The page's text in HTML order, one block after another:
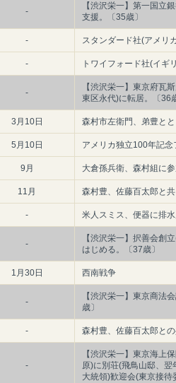
-
【渋沢栄一】第一国立
支援。〔35歳〕
- スタンダード社(アメリ
- トワイフォード社(イギ
-
【渋沢栄一】東京府瓦
東区永代)に転居。〔36
3月10日 森村市左衛門、弟豊と
5月10日 アメリカ独立100年記
9月 大倉孫兵衛、森村組に
11月 森村豊、佐藤百太郎と
- 米人スミス、便器に排
-
【渋沢栄一】択善会創
はじめる。〔37歳〕
1月30日 西南戦争
-
【渋沢栄一】東京商法
歳〕
- 森村豊、佐藤百太郎と
-
【渋沢栄一】東京海上
原)に別荘(飛鳥山邸、
大統領)歓迎会(東京接